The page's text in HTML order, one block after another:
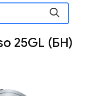
25GL (БН)